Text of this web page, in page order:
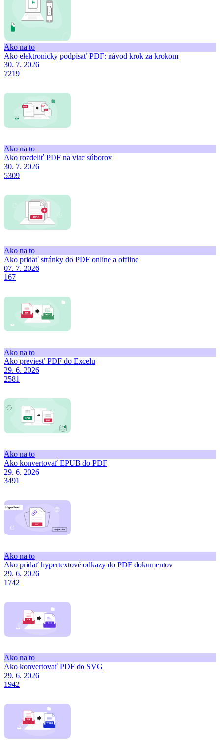
Ako na to
Ako elektronicky podpísať PDF: návod krok za krokom
30. 7. 2026
7219
Ako na to
Ako rozdeliť PDF na viac súborov
30. 7. 2026
5309
Ako na to
Ako pridať stránky do PDF online a offline
07. 7. 2026
167
Ako na to
Ako previesť PDF do Excelu
29. 6. 2026
2581
Ako na to
Ako konvertovať EPUB do PDF
29. 6. 2026
3491
Ako na to
Ako pridať hypertextové odkazy do PDF dokumentov
29. 6. 2026
1742
Ako na to
Ako konvertovať PDF do SVG
29. 6. 2026
1942